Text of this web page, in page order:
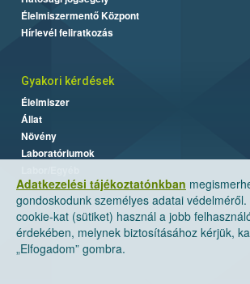
Adatkezelési tájékoztatónkban
gondoskodunk személyes adatai
cookie-kat (sütiket) használ a jobb
érdekében, melynek biztosításához kérjük,
„Elfogadom” gombra.
Élelmiszermentő Központ
Hírlevél feliratkozás
Gyakori kérdések
Élelmiszer
Állat
Növény
Laboratóriumok